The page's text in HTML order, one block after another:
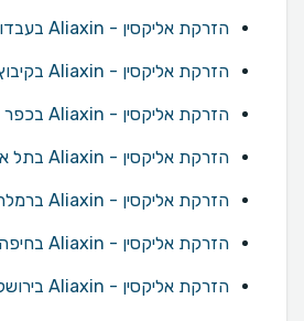
הזרקת אליקסין - Aliaxin בעבדון
הזרקת אליקסין - Aliaxin בקיבוץ כברי
הזרקת אליקסין - Aliaxin בכפר תבור
הזרקת אליקסין - Aliaxin בתל אביב
הזרקת אליקסין - Aliaxin ברמלה
הזרקת אליקסין - Aliaxin בחיפה
הזרקת אליקסין - Aliaxin בירושלים